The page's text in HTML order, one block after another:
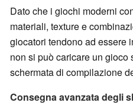
Dato che i giochi moderni
materiali, texture e
giocatori tendono ad essere
non si può caricare un
schermata di compilazione
Consegna avanzata degli